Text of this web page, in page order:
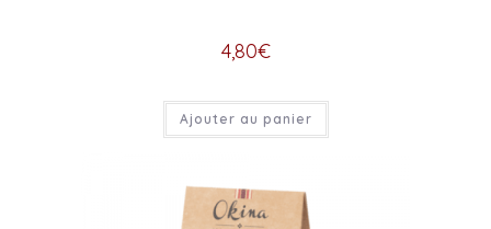
4,80€
Ajouter au panier